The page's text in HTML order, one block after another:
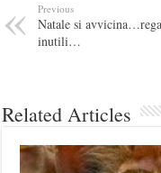
Previous
Natale si
inutili…
Related Articles